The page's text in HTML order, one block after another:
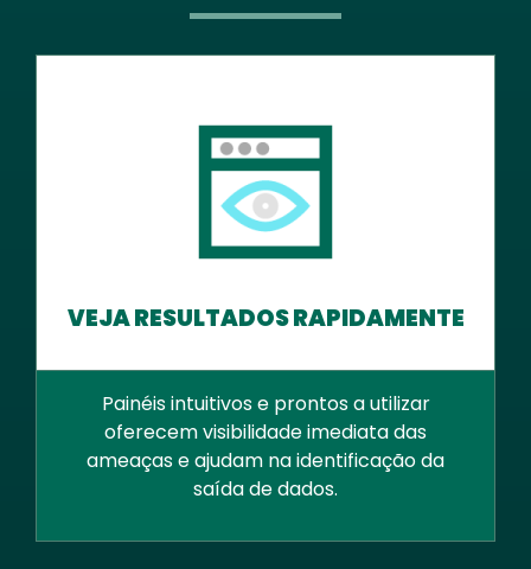
VEJA RESULTADOS RAPIDAMENTE
Painéis intuitivos e prontos a utilizar
oferecem visibilidade imediata das
ameaças e ajudam na identificação da
saída de dados.